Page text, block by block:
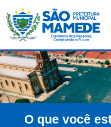
O que você